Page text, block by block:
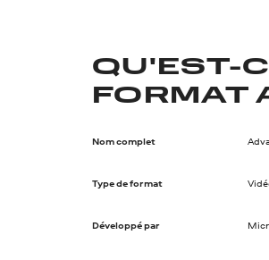
QU'EST-
FORMAT
Nom complet
Type de format
Développé par